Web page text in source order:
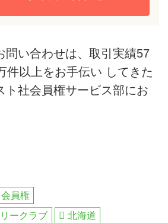
問い合わせは、取引実績57
件以上をお手伝い してきた
ト社会員権サービス部にお
員権
ークラブ
北海道